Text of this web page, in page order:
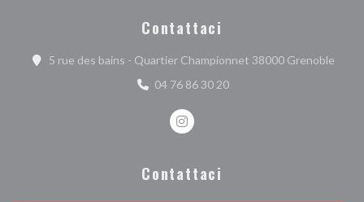
Contattaci
5 rue des bains - Quartier Championnet 38000 Grenoble
04 76 86 30 20
Instagram ((apre una nuova
Contattaci